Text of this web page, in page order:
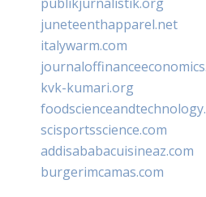
juneteenthapparel.net
italywarm.com
kvk-kumari.org
scisportsscience.com
addisababacuisineaz.com
burgerimcamas.com